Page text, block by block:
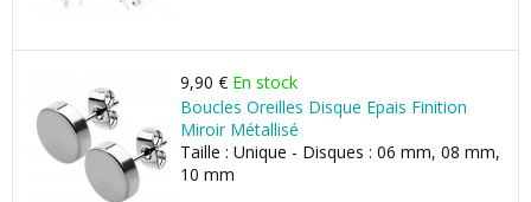
9,90 € En stock
Boucles Oreilles Disque Epais Finition
Miroir Métallisé
Taille : Unique - Disques : 06 mm, 08 mm,
10 mm